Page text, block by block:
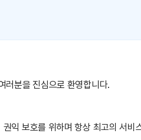
러분을 진심으로 환영합니다.
익 보호를 위하며 항상 최고의 서비